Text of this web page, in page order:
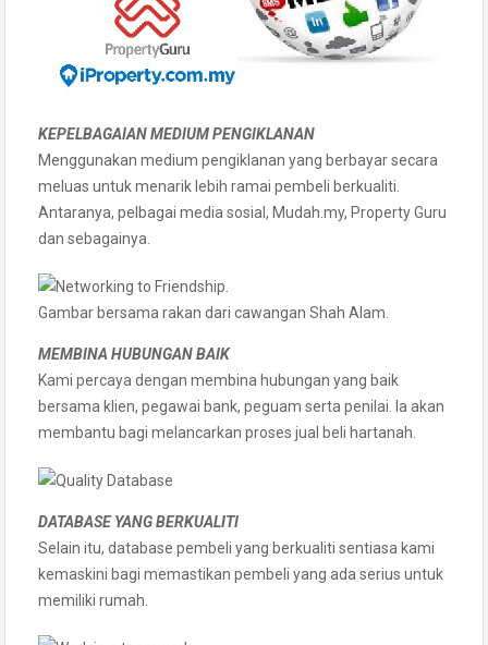
KEPELBAGAIAN MEDIUM PENGIKLANAN
Menggunakan medium pengiklanan yang berbayar secara
meluas untuk menarik lebih ramai pembeli berkualiti.
Antaranya, pelbagai media sosial, Mudah.my, Property Guru
dan sebagainya.
Gambar bersama rakan dari cawangan Shah Alam.
MEMBINA HUBUNGAN BAIK
Kami percaya dengan membina hubungan yang baik
bersama klien, pegawai bank, peguam serta penilai. Ia akan
membantu bagi melancarkan proses jual beli hartanah.
DATABASE YANG BERKUALITI
Selain itu, database pembeli yang berkualiti sentiasa kami
kemaskini bagi memastikan pembeli yang ada serius untuk
memiliki rumah.